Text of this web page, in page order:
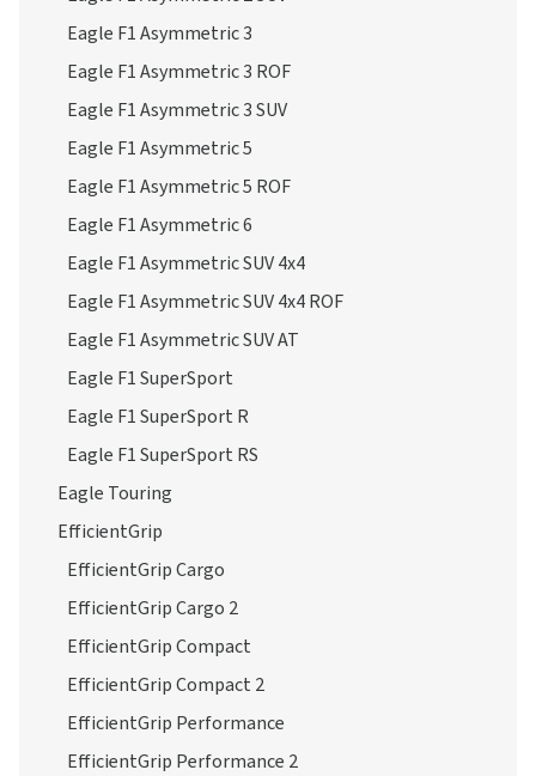
Eagle F1 Asymmetric 3
Eagle F1 Asymmetric 3 ROF
Eagle F1 Asymmetric 3 SUV
Eagle F1 Asymmetric 5
Eagle F1 Asymmetric 5 ROF
Eagle F1 Asymmetric 6
Eagle F1 Asymmetric SUV 4x4
Eagle F1 Asymmetric SUV 4x4 ROF
Eagle F1 Asymmetric SUV AT
Eagle F1 SuperSport
Eagle F1 SuperSport R
Eagle F1 SuperSport RS
Eagle Touring
EfficientGrip
EfficientGrip Cargo
EfficientGrip Cargo 2
EfficientGrip Compact
EfficientGrip Compact 2
EfficientGrip Performance
EfficientGrip Performance 2